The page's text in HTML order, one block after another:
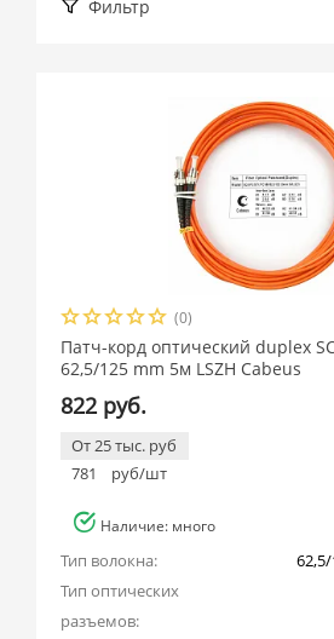
Фильтр
Розничная цена
Производитель
Cabeus ( 460 )
Тип волокна
Тип оптических разъемов
Длина, м
(0)
Патч-корд оптический duplex
62,5/125 mm 5м LSZH Cabeus
822 руб.
От 25 тыс. руб
781
руб/шт
Наличие: много
Тип волокна:
Тип оптических
разъемов: